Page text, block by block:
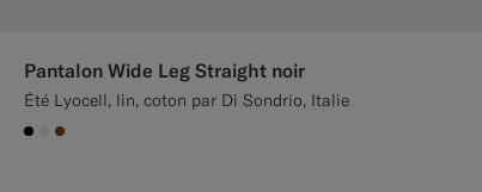
Pantalon Wide Leg Straight noir
Été Lyocell, lin, coton par Di Sondrio, Italie
#000000
#F1EFE8
#76471B